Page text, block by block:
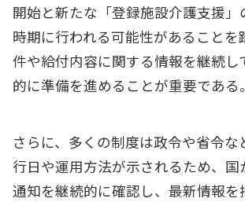
開始と新たな「登録施設介護支援」
時期に行われる可能性があることを
件や給付内容に関する情報を継続し
的に準備を進めることが重要である。
さらに、多くの制度は政令や省令な
行日や運用方法が示されるため、国
通知を継続的に確認し、最新情報を